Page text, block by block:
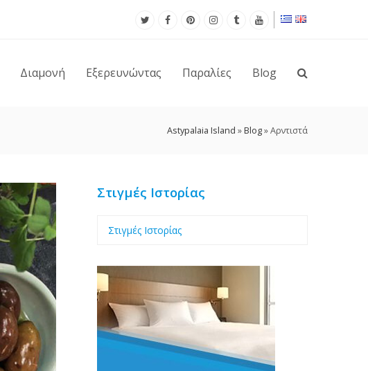
Διαμονή Εξερευνώντας Παραλίες Blog
Astypalaia Island »Blog»Αρντιστά
Στιγμές Ιστορίας
Στιγμές Ιστορίας